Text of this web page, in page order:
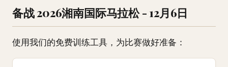
备战 2026湘南国际马拉松 - 12月6日
使用我们的免费训练工具，为比赛做好准备：